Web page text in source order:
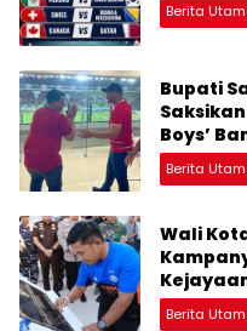
Berita
Bupati
Boys’
Berita
Wali
Berita